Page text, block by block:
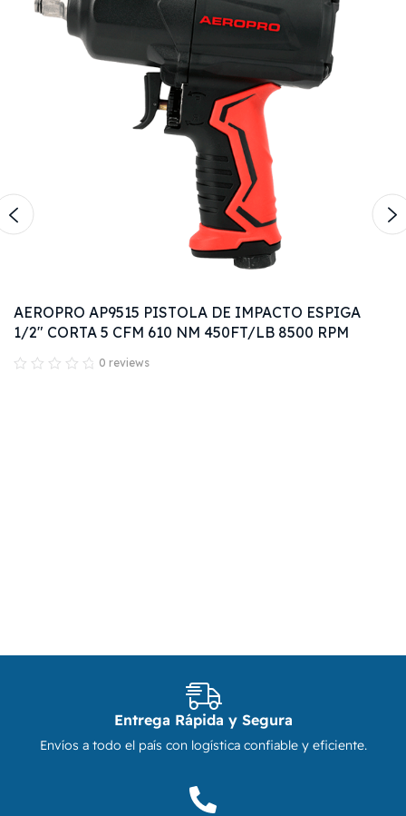
AEROPRO AP9515 PISTOLA DE IMPACTO ESPIGA
1/2" CORTA 5 CFM 610 NM 450FT/LB 8500 RPM
0 reviews
Entrega Rápida y Segura
Envíos a todo el país con logística confiable y eficiente.